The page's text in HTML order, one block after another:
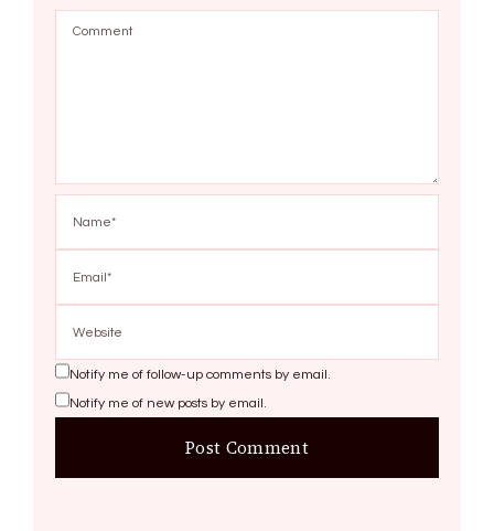
Notify me of follow-up comments by email.
Notify me of new posts by email.